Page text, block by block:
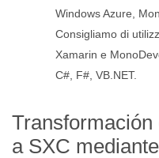
Windows Azure,
Consigliamo di
Xamarin e
C#, F#, VB.NET.
a SXC